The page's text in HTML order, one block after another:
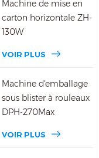
Machine de mise en
carton horizontale ZH-
130W
VOIR PLUS
Machine d'emballage
sous blister à rouleaux
DPH-270Max
VOIR PLUS